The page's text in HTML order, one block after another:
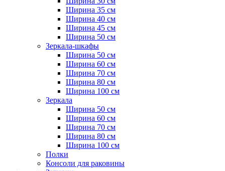
Ширина 35 см
Ширина 40 см
Ширина 45 см
Ширина 50 см
Зеркала-шкафы
Ширина 50 см
Ширина 60 см
Ширина 70 см
Ширина 80 см
Ширина 100 см
Зеркала
Ширина 50 см
Ширина 60 см
Ширина 70 см
Ширина 80 см
Ширина 100 см
Полки
Консоли для раковины